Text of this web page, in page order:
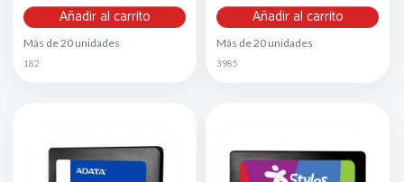
Añadir al carrito
Más de 20 unidades
182
Añadir al carrito
Más de 20 unidades
3985